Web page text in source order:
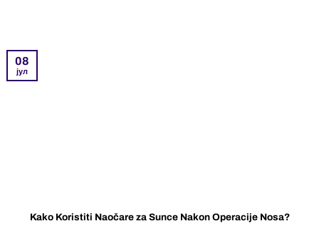
Kako Koristiti Naočare za Sunce Nakon Operacije Nosa?
08
јул